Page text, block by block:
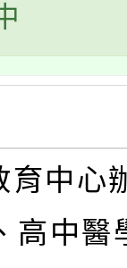
育中心
高中醫